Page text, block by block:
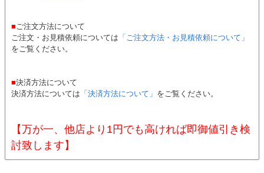
■ ご注文方法について
ご注文・お見積依頼については 「ご注文方法・お見積依頼について」
をご覧ください。
■決済方法について
決済方法については 「決済方法について」 をご覧ください。
【万が一、他店より1円でも高ければ即御値引き検
討致します】